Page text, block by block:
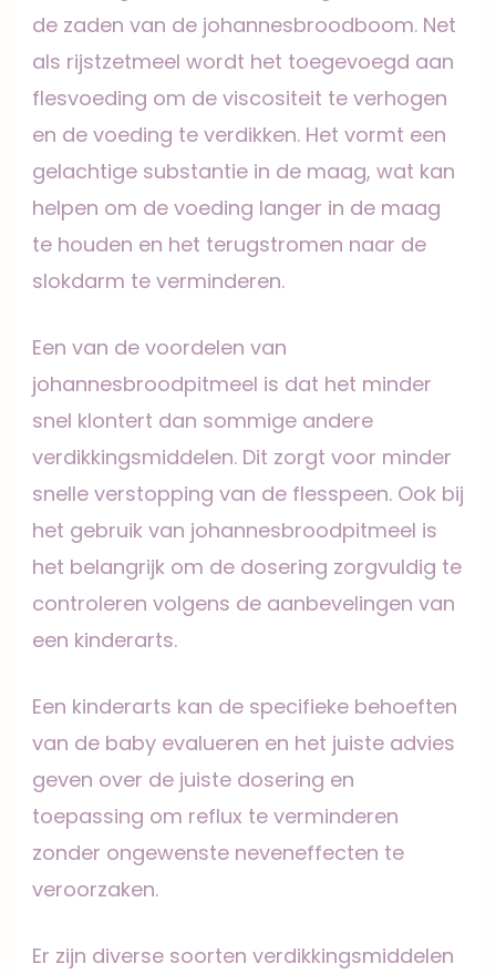
de zaden van de johannesbroodboom. Net
als rijstzetmeel wordt het toegevoegd aan
flesvoeding om de viscositeit te verhogen
en de voeding te verdikken. Het vormt een
gelachtige substantie in de maag, wat kan
helpen om de voeding langer in de maag
te houden en het terugstromen naar de
slokdarm te verminderen.
Een van de voordelen van
johannesbroodpitmeel is dat het minder
snel klontert dan sommige andere
verdikkingsmiddelen. Dit zorgt voor minder
snelle verstopping van de flesspeen. Ook bij
het gebruik van johannesbroodpitmeel is
het belangrijk om de dosering zorgvuldig te
controleren volgens de aanbevelingen van
een kinderarts.
Een kinderarts kan de specifieke behoeften
van de baby evalueren en het juiste advies
geven over de juiste dosering en
toepassing om reflux te verminderen
zonder ongewenste neveneffecten te
veroorzaken.
Er zijn diverse soorten verdikkingsmiddelen